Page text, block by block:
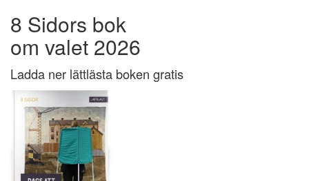
8 Sidors bok
om valet 2026
Ladda ner lättlästa boken gratis